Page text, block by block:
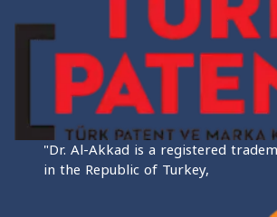
"Dr. Al-Akkad is a registered
in the Republic of Turkey,